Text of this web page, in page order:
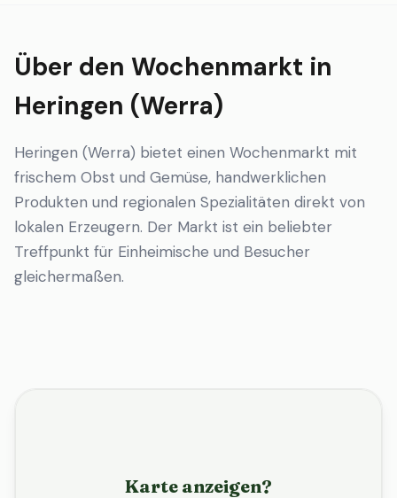
Über den Wochenmarkt in
Heringen (Werra)
Heringen (Werra) bietet einen Wochenmarkt mit
frischem Obst und Gemüse, handwerklichen
Produkten und regionalen Spezialitäten direkt von
lokalen Erzeugern. Der Markt ist ein beliebter
Treffpunkt für Einheimische und Besucher
gleichermaßen.
Karte anzeigen?